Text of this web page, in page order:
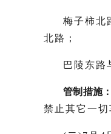
梅子柿北
北路；
巴陵东路
管制措施：
禁止其它一切